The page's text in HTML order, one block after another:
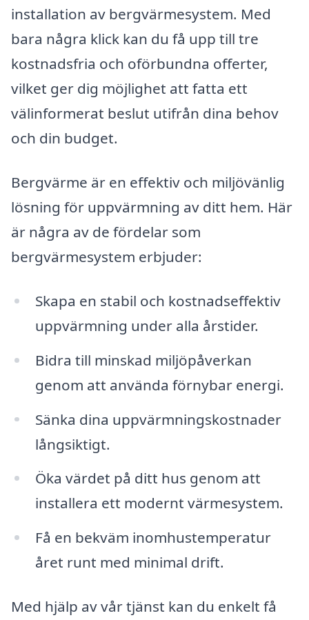
installation av bergvärmesystem. Med
bara några klick kan du få upp till tre
kostnadsfria och oförbundna offerter,
vilket ger dig möjlighet att fatta ett
välinformerat beslut utifrån dina behov
och din budget.
Bergvärme är en effektiv och miljövänlig
lösning för uppvärmning av ditt hem. Här
är några av de fördelar som
bergvärmesystem erbjuder:
Skapa en stabil och kostnadseffektiv
uppvärmning under alla årstider.
Bidra till minskad miljöpåverkan
genom att använda förnybar energi.
Sänka dina uppvärmningskostnader
långsiktigt.
Öka värdet på ditt hus genom att
installera ett modernt värmesystem.
Få en bekväm inomhustemperatur
året runt med minimal drift.
Med hjälp av vår tjänst kan du enkelt få